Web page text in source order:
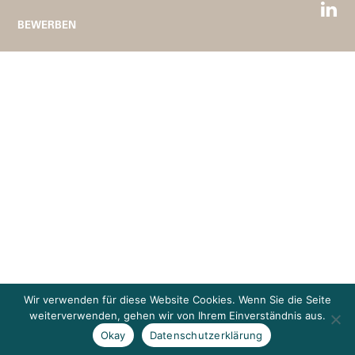
BEWERBEN
Wir verwenden für diese Website Cookies. Wenn Sie die Seite
weiterverwenden, gehen wir von Ihrem Einverständnis aus.
Okay
Datenschutzerklärung